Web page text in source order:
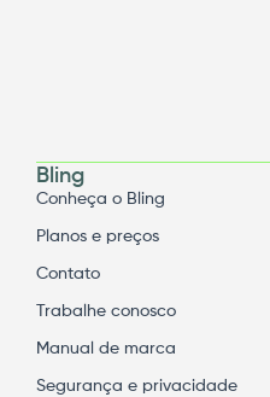
Bling
Conheça o Bling
Planos e preços
Contato
Trabalhe conosco
Manual de marca
Segurança e privacidade